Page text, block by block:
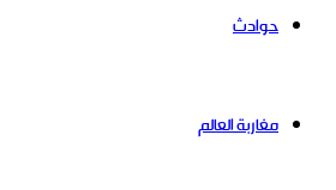
حوادث
مغاربة العالم